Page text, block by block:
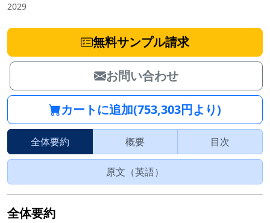
2029
無料サンプル請求
お問い合わせ
カートに追加(753,303円より)
全体要約 概要 目次
原文（英語）
全体要約